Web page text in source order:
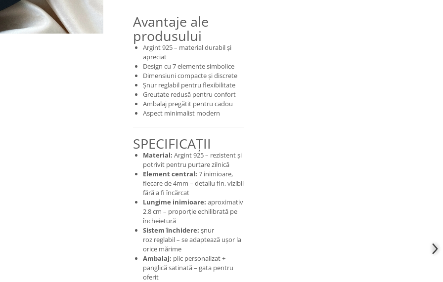
Avantaje ale
produsului
Argint 925 – material durabil și
apreciat
Design cu 7 elemente simbolice
Dimensiuni compacte și discrete
Șnur reglabil pentru flexibilitate
Greutate redusă pentru confort
Ambalaj pregătit pentru cadou
Aspect minimalist modern
SPECIFICAȚII
Material: Argint 925 – rezistent și
potrivit pentru purtare zilnică
Element central: 7 inimioare,
fiecare de 4mm – detaliu fin, vizibil
fără a fi încărcat
Lungime inimioare: aproximativ
2.8 cm – proporție echilibrată pe
încheietură
Sistem închidere: șnur
roz reglabil – se adaptează ușor la
orice mărime
Ambalaj: plic personalizat +
panglică satinată – gata pentru
oferit